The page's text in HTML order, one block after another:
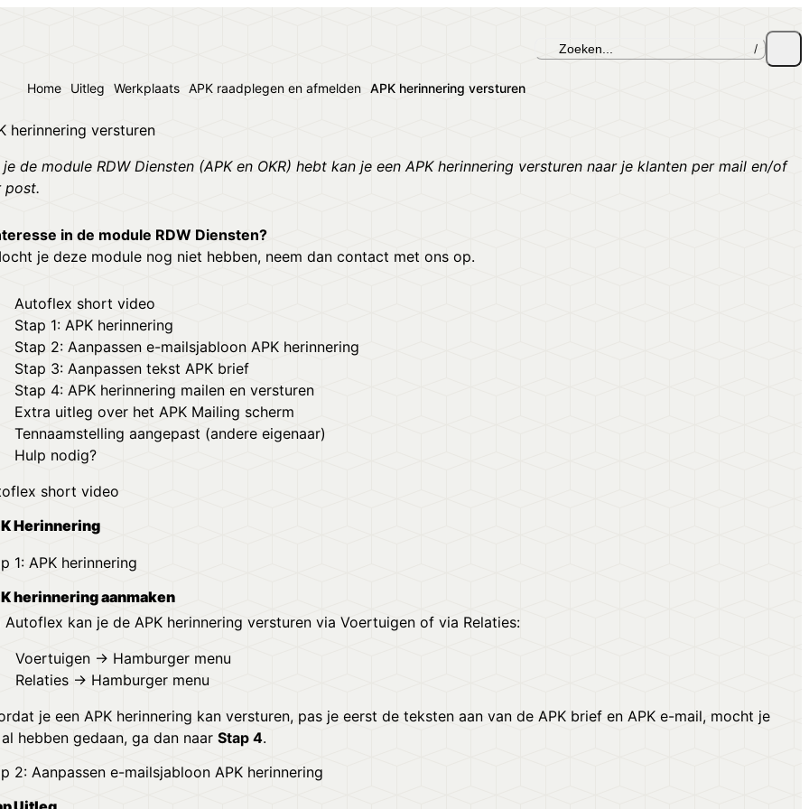
Zoeken... /
Home Uitleg Werkplaats APK raadplegen en afmelden APK herinnering versturen
herinnering versturen
je de module RDW Diensten (APK en OKR) hebt kan je een APK herinnering versturen naar je klanten per mail en/of
post.
in de module RDW Diensten?
je deze module nog niet hebben, neem dan contact met ons op.
Autoflex short video
Stap 1: APK herinnering
Stap 2: Aanpassen e-mailsjabloon APK herinnering
Stap 3: Aanpassen tekst APK brief
Stap 4: APK herinnering mailen en versturen
Extra uitleg over het APK Mailing scherm
Tennaamstelling aangepast (andere eigenaar)
Hulp nodig?
short video
Herinnering
1: APK herinnering
herinnering aanmaken
Autoflex kan je de APK herinnering versturen via Voertuigen of via Relaties:
Voertuigen → Hamburger menu
Relaties → Hamburger menu
je een APK herinnering kan versturen, pas je eerst de teksten aan van de APK brief en APK e-mail, mocht je
hebben gedaan, ga dan naar Stap 4.
2: Aanpassen e-mailsjabloon APK herinnering